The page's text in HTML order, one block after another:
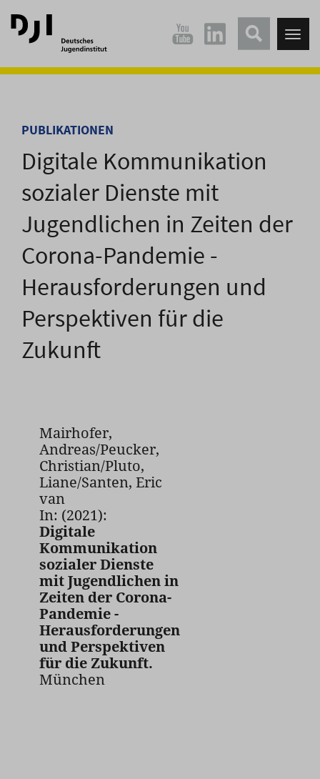
Direkt
zum
Hauptinhalt
Direkt
zum
Hauptmenü
PUBLIKATIONEN
Digitale Kommunikation
sozialer Dienste mit
Jugendlichen in Zeiten der
Corona-Pandemie -
Herausforderungen und
Perspektiven für die
Zukunft
Mairhofer,
Andreas/Peucker,
Christian/Pluto,
Liane/Santen, Eric
van
In: (2021):
Digitale
Kommunikation
sozialer Dienste
mit Jugendlichen in
Zeiten der Corona-
Pandemie -
Herausforderungen
und Perspektiven
für die Zukunft.
München